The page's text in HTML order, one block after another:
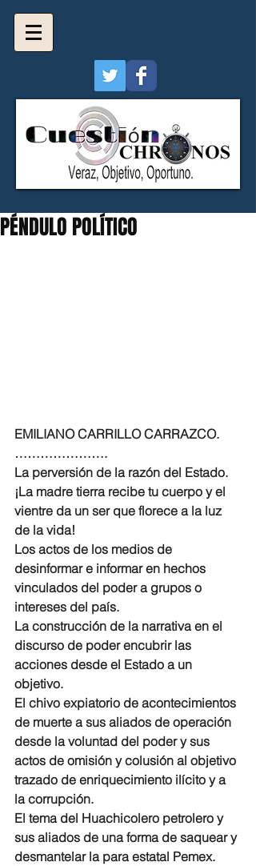
PÉNDULO POLÍTICO
EMILIANO CARRILLO CARRAZCO.
………………….
La perversión de la razón del Estado.
¡La madre tierra recibe tu cuerpo y el
vientre da un ser que florece a la luz
de la vida!
Los actos de los medios de
desinformar e informar en hechos
vinculados del poder a grupos o
intereses del país.
La construcción de la narrativa en el
discurso de poder encubrir las
acciones desde el Estado a un
objetivo.
El chivo expiatorio de acontecimientos
de muerte a sus aliados de operación
desde la voluntad del poder y sus
actos de omisión y colusión al objetivo
trazado de enriquecimiento ilícito y a
la corrupción.
El tema del Huachicolero petrolero y
sus aliados de una forma de saquear y
desmantelar la para estatal Pemex.